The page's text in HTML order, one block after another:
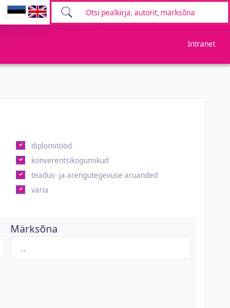
Intranet
diplomitööd
konverentsikogumikud
teadus- ja arengutegevuse aruanded
varia
Märksõna